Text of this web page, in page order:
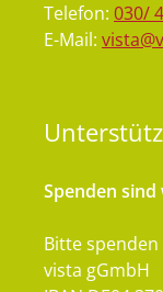
Telefon: 030/
E-Mail:
Spenden
Bitte
vista gGmbH